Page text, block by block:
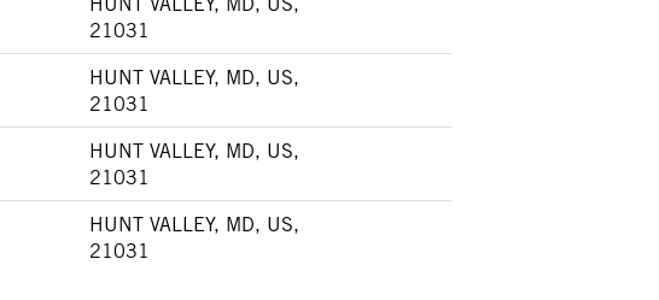
21031
HUNT VALLEY, MD, US,
21031
HUNT VALLEY, MD, US,
21031
HUNT VALLEY, MD, US,
21031